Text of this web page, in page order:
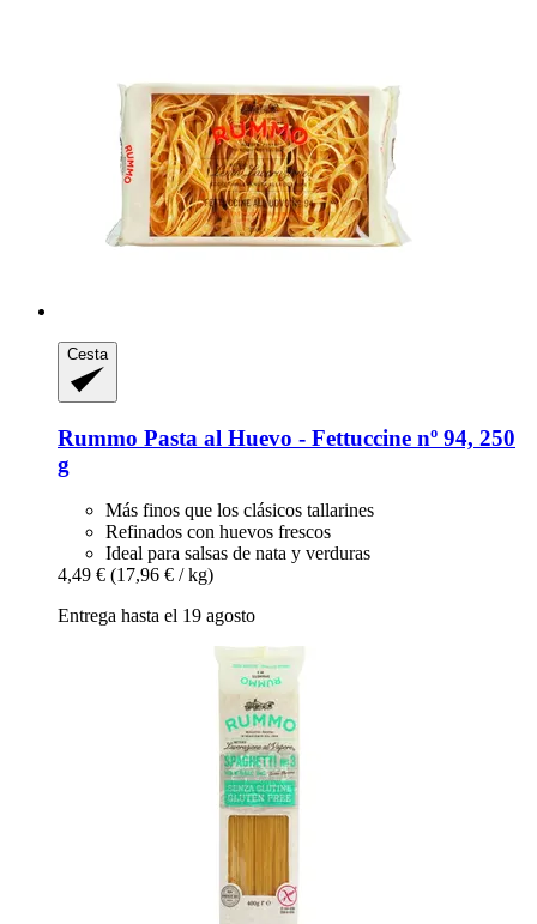
Cesta
Rummo Pasta al Huevo -​ Fettuccine nº 94, 250
g
Más finos que los clásicos tallarines
Refinados con huevos frescos
Ideal para salsas de nata y verduras
4,49 € (17,96 € / kg)
Entrega hasta el 19 agosto